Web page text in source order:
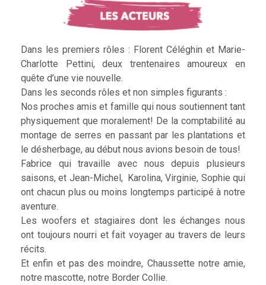
Dans les premiers rôles : Florent Céléghin et Marie-
Charlotte Pettini, deux trentenaires amoureux en
quête d’une vie nouvelle.
Dans les seconds rôles et non simples figurants :
Nos proches amis et famille qui nous soutiennent tant
physiquement que moralement! De la comptabilité au
montage de serres en passant par les plantations et
le désherbage, au début nous avions besoin de tous!
Fabrice qui travaille avec nous depuis plusieurs
saisons, et Jean-Michel, Karolina, Virginie, Sophie qui
ont chacun plus ou moins longtemps participé à notre
aventure.
Les woofers et stagiaires dont les échanges nous
ont toujours nourri et fait voyager au travers de leurs
récits.
Et enfin et pas des moindre, Chaussette notre amie,
notre mascotte, notre Border Collie.